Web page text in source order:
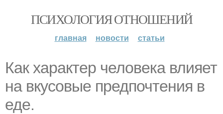
ПСИХОЛОГИЯ ОТНОШЕНИЙ
главная новости статьи
Как характер человека влияет
на вкусовые предпочтения в
еде.